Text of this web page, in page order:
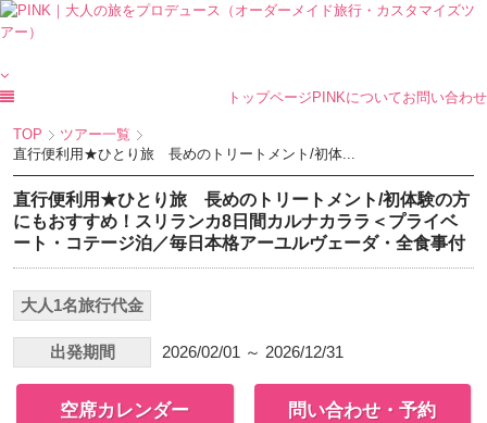
トップページ PINKについてお問い合わせ
TOP
ツアー一覧
直行便利用★ひとり旅 長めのトリートメント/初体...
直行便利用★ひとり旅 長めのトリートメント/初体験の方
にもおすすめ！スリランカ8日間カルナカララ＜プライベ
ート・コテージ泊／毎日本格アーユルヴェーダ・全食事付
大人1名旅行代金
出発期間 2026/02/01 ～ 2026/12/31
空席カレンダー 問い合わせ・予約